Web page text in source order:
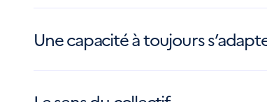
Défendre les Français et notre territoire n’est
Une capacité à toujours
Déplacements, changements de région,